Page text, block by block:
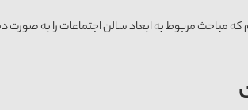
مربوط به ابعاد سالن اجتماعات را به صورت